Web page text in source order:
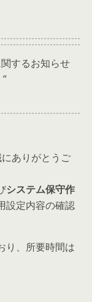
するお知らせ
ありがとうご
システム保守作
設定内容の確認
り、所要時間は